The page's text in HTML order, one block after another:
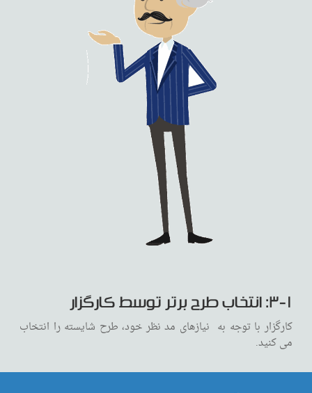
۳-۱: انتخاب طرح برتر توسط کارگزار
کارگزار با توجه به نیازهای مد نظر خود، طرح شایسته را انتخاب
می کنید.